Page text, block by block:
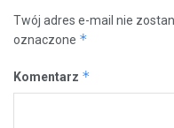
Twój adres e-mail nie
oznaczone *
Komentarz *